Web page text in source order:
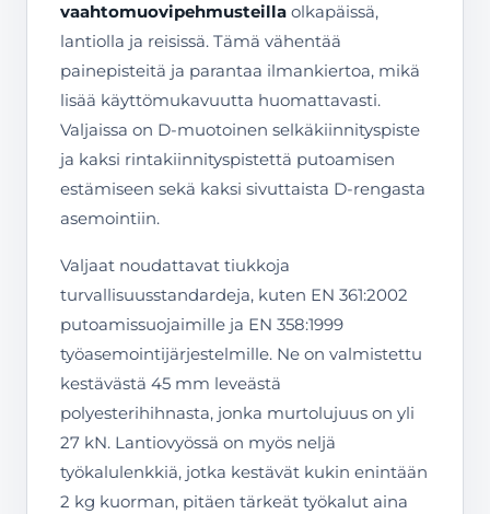
vaahtomuovipehmusteilla olkapäissä,
lantiolla ja reisissä. Tämä vähentää
painepisteitä ja parantaa ilmankiertoa, mikä
lisää käyttömukavuutta huomattavasti.
Valjaissa on D-muotoinen selkäkiinnityspiste
ja kaksi rintakiinnityspistettä putoamisen
estämiseen sekä kaksi sivuttaista D-rengasta
asemointiin.
Valjaat noudattavat tiukkoja
turvallisuusstandardeja, kuten EN 361:2002
putoamissuojaimille ja EN 358:1999
työasemointijärjestelmille. Ne on valmistettu
kestävästä 45 mm leveästä
polyesterihihnasta, jonka murtolujuus on yli
27 kN. Lantiovyössä on myös neljä
työkalulenkkiä, jotka kestävät kukin enintään
2 kg kuorman, pitäen tärkeät työkalut aina